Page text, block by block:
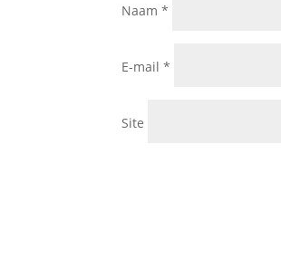
Naam*
E-mail*
Site